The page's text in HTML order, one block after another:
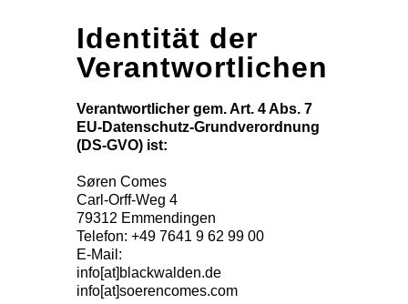
Identität der
Verantwortlichen
Verantwortlicher gem. Art. 4 Abs. 7
EU-Datenschutz-Grundverordnung
(DS-GVO) ist:
Søren Comes
Carl-Orff-Weg 4
79312 Emmendingen
Telefon: +49 7641 9 62 99 00
E-Mail:
info[at]blackwalden.de
info[at]soerencomes.com